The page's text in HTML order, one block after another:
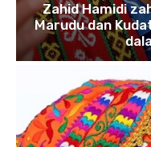
Zahid Hamidi
Marudu dan